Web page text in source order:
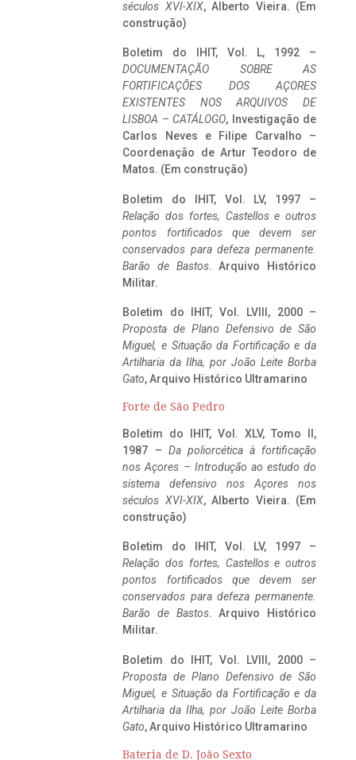
séculos XVI-XIX, Alberto Vieira. (Em
construção)
Boletim do IHIT, Vol. L, 1992 –
DOCUMENTAÇÃO SOBRE AS
FORTIFICAÇÕES DOS AÇORES
EXISTENTES NOS ARQUIVOS DE
LISBOA – CATÁLOGO, Investigação de
Carlos Neves e Filipe Carvalho –
Coordenação de Artur Teodoro de
Matos. (Em construção)
Boletim do IHIT, Vol. LV, 1997 –
Relação dos fortes, Castellos e outros
pontos fortificados que devem ser
conservados para defeza permanente.
Barão de Bastos. Arquivo Histórico
Militar.
Boletim do IHIT, Vol. LVIII, 2000 –
Proposta de Plano Defensivo de São
Miguel, e Situação da Fortificação e da
Artilharia da Ilha, por João Leite Borba
Gato, Arquivo Histórico Ultramarino
Forte de São Pedro
Boletim do IHIT, Vol. XLV, Tomo II,
1987 – Da poliorcética à fortificação
nos Açores – Introdução ao estudo do
sistema defensivo nos Açores nos
séculos XVI-XIX, Alberto Vieira. (Em
construção)
Boletim do IHIT, Vol. LV, 1997 –
Relação dos fortes, Castellos e outros
pontos fortificados que devem ser
conservados para defeza permanente.
Barão de Bastos. Arquivo Histórico
Militar.
Boletim do IHIT, Vol. LVIII, 2000 –
Proposta de Plano Defensivo de São
Miguel, e Situação da Fortificação e da
Artilharia da Ilha, por João Leite Borba
Gato, Arquivo Histórico Ultramarino
Bateria de D. João Sexto